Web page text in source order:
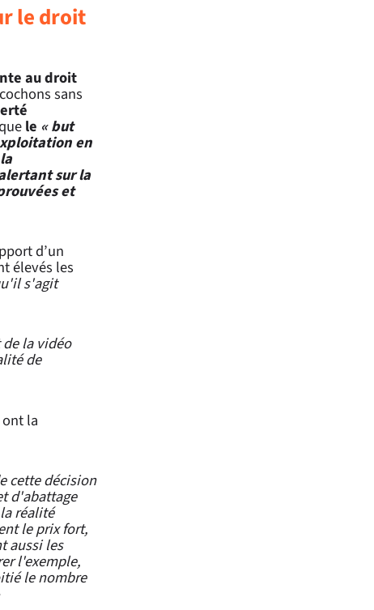
le droit
au droit
sans
le « but
en
sur la
et
d’un
élevés les
s'agit
la vidéo
de
la
cette décision
d'abattage
réalité
le prix fort,
aussi les
l'exemple,
le nombre